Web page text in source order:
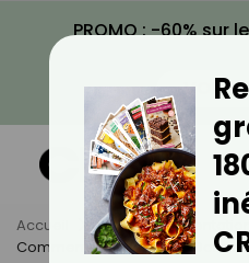
PROMO : -60% sur
VOIR
Accueil Actus
Alimentation
Comment Mieux Ou Bien Dormir